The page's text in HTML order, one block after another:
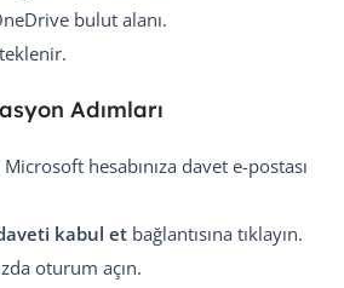
bulut alanı.
Adımları
hesabınıza davet e-postası
kabul et bağlantısına tıklayın.
oturum açın.